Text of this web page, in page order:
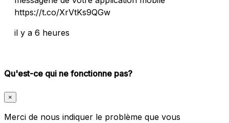
https://t.co/XrVtKs9QGw
il y a 6 heures
Qu'est-ce qui ne fonctionne pas?
×
Merci de nous indiquer le problème que vous